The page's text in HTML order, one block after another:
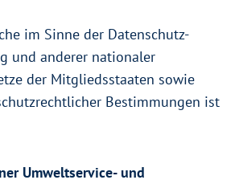
im Sinne der Datenschutz-
und anderer nationaler
der Mitgliedsstaaten sowie
Bestimmungen ist
Umweltservice- und